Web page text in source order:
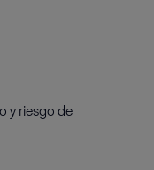
y riesgo de